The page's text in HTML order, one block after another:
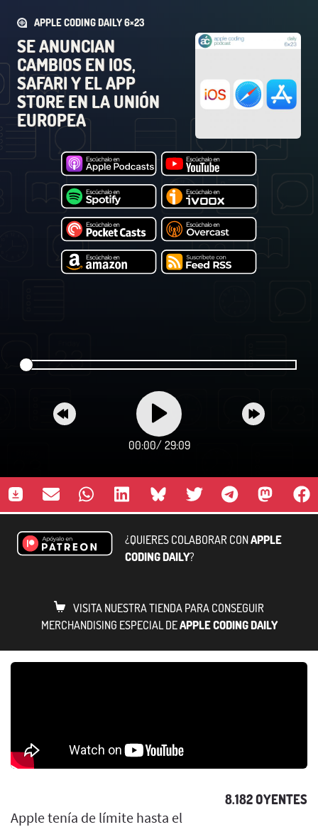
APPLE CODING DAILY 6×23
SE ANUNCIAN
CAMBIOS EN IOS,
SAFARI Y EL APP
STORE EN LA UNIÓN
EUROPEA
00:00/ 29:09
¿QUIERES COLABORAR CONAPPLE
CODING DAILY?
VISITA NUESTRA TIENDA PARA CONSEGUIR
MERCHANDISING ESPECIAL DEAPPLE CODING DAILY
8.182 OYENTES
Apple tenía de límite hasta el